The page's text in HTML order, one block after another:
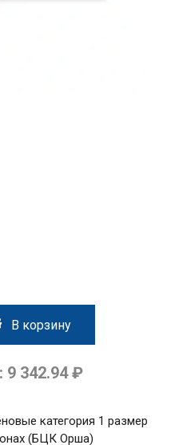
В корзину
9 342.94 ₽
категория 1 размер
(БЦК Орша)